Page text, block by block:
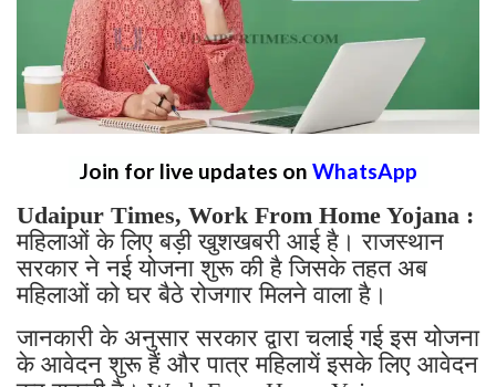
Join for live updates on WhatsApp
Udaipur Times, Work From Home Yojana :
महिलाओं के लिए बड़ी खुशखबरी आई है। राजस्थान
सरकार ने नई योजना शुरू की है जिसके तहत अब
महिलाओं को घर बैठे रोजगार मिलने वाला है।
जानकारी के अनुसार सरकार द्वारा चलाई गई इस योजना
के आवेदन शुरू हैं और पात्र महिलायें इसके लिए आवेदन